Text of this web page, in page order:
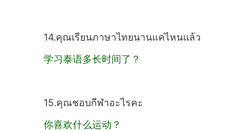
14.คุณเรียนภาษาไทยนานแค่ไหนแล้ว
学习泰语多长时间了？
15.คุณชอบกีฬาอะไรคะ
你喜欢什么运动？